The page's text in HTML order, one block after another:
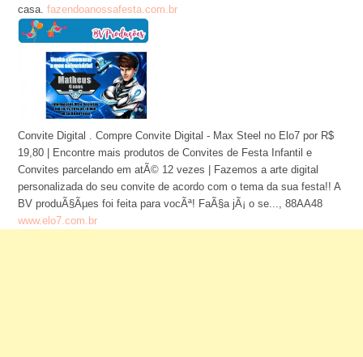
casa. fazendoanossafesta.com.br
Convite Digital . Compre Convite Digital - Max Steel no Elo7 por R$
19,80 | Encontre mais produtos de Convites de Festa Infantil e
Convites parcelando em atÃ© 12 vezes | Fazemos a arte digital
personalizada do seu convite de acordo com o tema da sua festa!! A
BV produÃ§Ãµes foi feita para vocÃª! FaÃ§a jÃ¡ o se..., 88AA48
www.elo7.com.br